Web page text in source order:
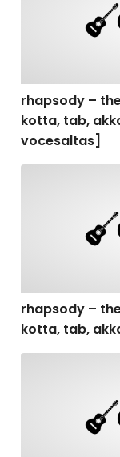
rhapsody –
kotta, tab,
vocesaltas]
rhapsody –
kotta, tab,